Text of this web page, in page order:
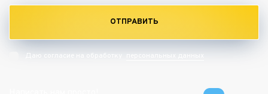
ОТПРАВИТЬ
Даю согласие на обработку персональных данных